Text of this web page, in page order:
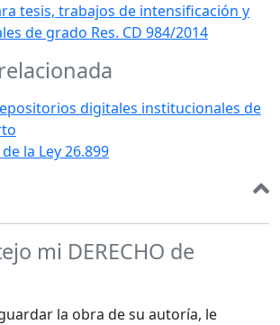
tesis, trabajos de intensificación y
de grado Res. CD 984/2014
digitales institucionales de
la Ley 26.899
mi DERECHO de
la obra de su autoría, le